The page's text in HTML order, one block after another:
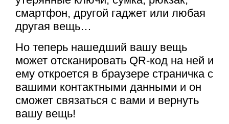
смартфон, другой гаджет или любая
другая вещь…
Но теперь нашедший вашу вещь
может отсканировать QR-код на ней и
ему откроется в браузере страничка с
вашими контактными данными и он
сможет связаться с вами и вернуть
вашу вещь!